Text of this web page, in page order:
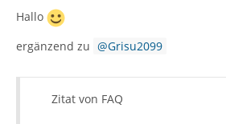
Hallo
ergänzend zu
Grisu2099
Zitat von FAQ